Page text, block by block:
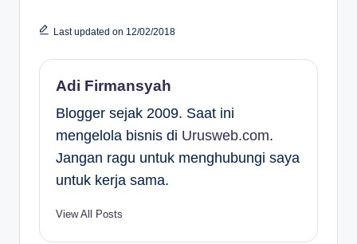
Last updated on 12/02/2018
Adi Firmansyah
Blogger sejak 2009. Saat ini
mengelola bisnis di Urusweb.com.
Jangan ragu untuk menghubungi saya
untuk kerja sama.
View All Posts